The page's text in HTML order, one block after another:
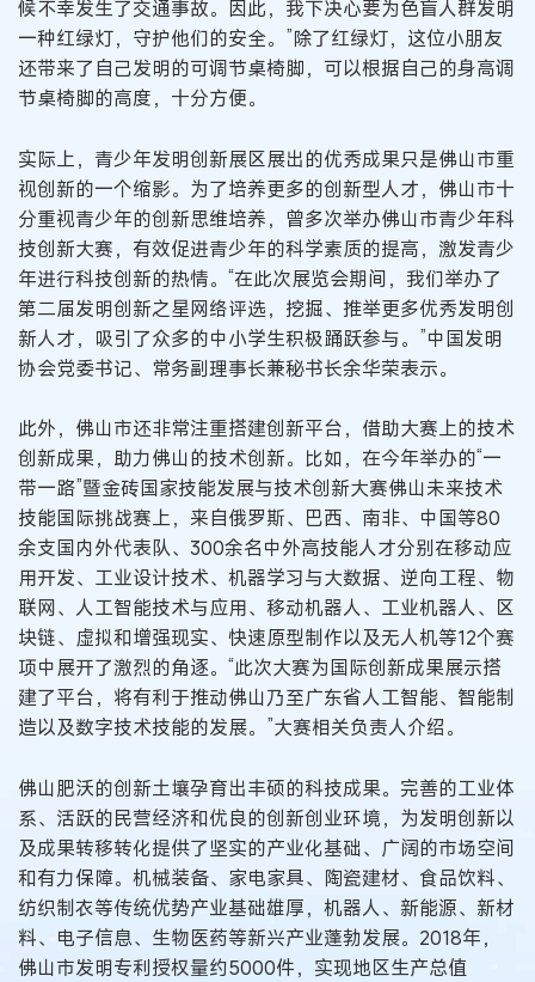
候不幸发生了交通事故。因此，我下决心要为色盲人群发明
一种红绿灯，守护他们的安全。”除了红绿灯，这位小朋友
还带来了自己发明的可调节桌椅脚，可以根据自己的身高调
节桌椅脚的高度，十分方便。
实际上，青少年发明创新展区展出的优秀成果只是佛山市重
视创新的一个缩影。为了培养更多的创新型人才，佛山市十
分重视青少年的创新思维培养，曾多次举办佛山市青少年科
技创新大赛，有效促进青少年的科学素质的提高，激发青少
年进行科技创新的热情。“在此次展览会期间，我们举办了
第二届发明创新之星网络评选，挖掘、推举更多优秀发明创
新人才，吸引了众多的中小学生积极踊跃参与。”中国发明
协会党委书记、常务副理事长兼秘书长余华荣表示。
此外，佛山市还非常注重搭建创新平台，借助大赛上的技术
创新成果，助力佛山的技术创新。比如，在今年举办的“一
带一路”暨金砖国家技能发展与技术创新大赛佛山未来技术
技能国际挑战赛上，来自俄罗斯、巴西、南非、中国等80
余支国内外代表队、300余名中外高技能人才分别在移动应
用开发、工业设计技术、机器学习与大数据、逆向工程、物
联网、人工智能技术与应用、移动机器人、工业机器人、区
块链、虚拟和增强现实、快速原型制作以及无人机等12个赛
项中展开了激烈的角逐。“此次大赛为国际创新成果展示搭
建了平台，将有利于推动佛山乃至广东省人工智能、智能制
造以及数字技术技能的发展。”大赛相关负责人介绍。
佛山肥沃的创新土壤孕育出丰硕的科技成果。完善的工业体
系、活跃的民营经济和优良的创新创业环境，为发明创新以
及成果转移转化提供了坚实的产业化基础、广阔的市场空间
和有力保障。机械装备、家电家具、陶瓷建材、食品饮料、
纺织制衣等传统优势产业基础雄厚，机器人、新能源、新材
料、电子信息、生物医药等新兴产业蓬勃发展。2018年，
佛山市发明专利授权量约5000件，实现地区生产总值